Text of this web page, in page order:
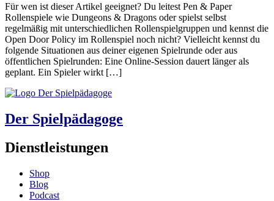
Für wen ist dieser Artikel geeignet? Du leitest Pen & Paper
Rollenspiele wie Dungeons & Dragons oder spielst selbst
regelmäßig mit unterschiedlichen Rollenspielgruppen und kennst die
Open Door Policy im Rollenspiel noch nicht? Vielleicht kennst du
folgende Situationen aus deiner eigenen Spielrunde oder aus
öffentlichen Spielrunden: Eine Online-Session dauert länger als
geplant. Ein Spieler wirkt […]
Der Spielpädagoge
Dienstleistungen
Shop
Blog
Podcast